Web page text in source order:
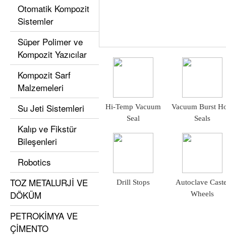
Hi-Temp Vacuum
Seal
Vacuum Burst
Seals
Drill Stops
Autoclave
Wheels
Otomatik Kompozit
Sistemler
Süper Polimer ve
Kompozit Yazıcılar
Kompozit Sarf
Malzemeleri
Su Jeti Sistemleri
Kalıp ve Fikstür
Bileşenleri
Robotics
TOZ METALURJİ VE
DÖKÜM
PETROKİMYA VE
ÇİMENTO